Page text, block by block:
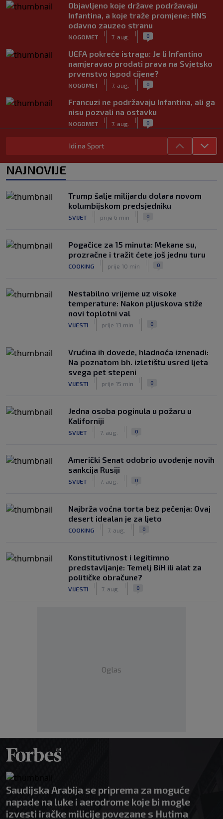
Objavljeno koje države podržavaju
Infantina, a koje traže promjene: HNS
odavno zauzeo stranu
NOGOMET
|
7. aug.
| 0
UEFA pokreće istragu: Je li Infantino
namjeravao prodati prava na Svjetsko
prvenstvo ispod cijene?
NOGOMET
|
7. aug.
| 0
Francuzi ne podržavaju Infantina, ali ga
nisu pozvali na ostavku
NOGOMET
|
7. aug.
| 0
Žene će prve osjetiti posljedice, ali
poručuju: Ako treba, neka bude bojkot
NOGOMET 7. aug.
NOGOMET
|
7. aug.
| 0
Idi na Sport
NAJNOVIJE
Trump šalje milijardu dolara novom
kolumbijskom predsjedniku
SVIJET prije 6 min 0
Pogačice za 15 minuta: Mekane su,
prozračne i tražit ćete još jednu turu
COOKING prije 10 min 0
Nestabilno vrijeme uz visoke
temperature: Nakon pljuskova stiže
novi toplotni val
VIJESTI prije 13 min 0
Vrućina ih dovede, hladnoća iznenadi:
Na poznatom bh. izletištu usred ljeta
svega pet stepeni
VIJESTI prije 15 min 0
Jedna osoba poginula u požaru u
Kaliforniji
SVIJET 7. aug. 0
Američki Senat odobrio uvođenje novih
sankcija Rusiji
SVIJET 7. aug. 0
Najbrža voćna torta bez pečenja: Ovaj
desert idealan je za ljeto
COOKING 7. aug. 0
Konstitutivnost i legitimno
predstavljanje: Temelj BiH ili alat za
političke obračune?
VIJESTI 7. aug. 0
Oglas
Saudijska Arabija se priprema za moguće
napade na luke i aerodrome koje bi mogle
izvesti iračke milicije povezane s Hutima